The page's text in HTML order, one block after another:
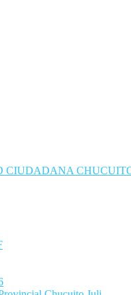
CIUDADANA